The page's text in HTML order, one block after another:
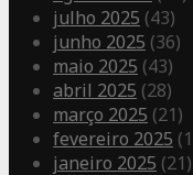
julho 2025 (43)
junho 2025 (36)
maio 2025 (43)
abril 2025 (28)
março 2025 (21)
fevereiro 2025
janeiro 2025 (21)